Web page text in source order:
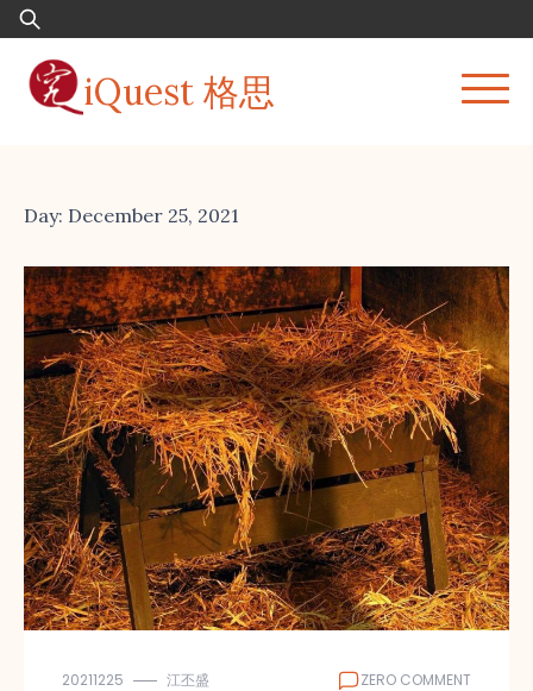
Skip
to
content
Search
for:
iQuest 格思
Day: December 25, 2021
20211225 江丕盛 ZERO COMMENT